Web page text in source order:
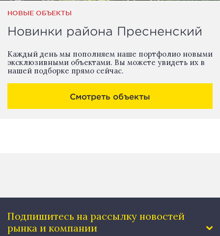
НОВЫЕ ОБЪЕКТЫ
Новинки района Пресненский
Каждый день мы пополняем наше портфолио новыми
эксклюзивными объектами. Вы можете увидеть их в
нашей подборке прямо сейчас.
Смотреть объекты
Подпишитесь на рассылку новостей
рынка и компании